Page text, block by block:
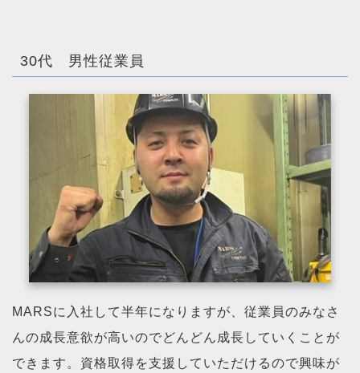
30代 男性従業員
MARSに入社して半年になりますが、従業員のみなさ
んの成長意欲が高いのでどんどん成長していくことが
できます。資格取得を支援していただけるので興味が